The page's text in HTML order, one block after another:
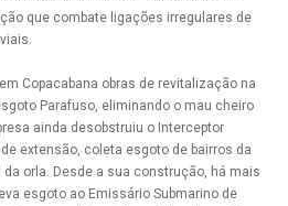
que combate ligações irregulares de
Copacabana obras de revitalização na
Parafuso, eliminando o mau cheiro
ainda desobstruiu o Interceptor
extensão, coleta esgoto de bairros da
orla. Desde a sua construção, há mais
esgoto ao Emissário Submarino de